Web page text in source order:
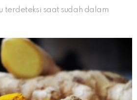
terdeteksi saat sudah dalam